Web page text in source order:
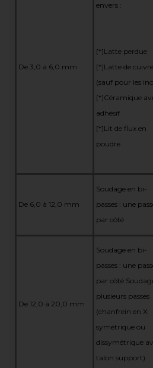
De 3,0 à 6,0 mm
envers :
[*]Latte perdue
[*]Latte de cuivre
(sauf pour les
[*]Céramique
adhésif
[*]Lit de flux en
poudre
De 6,0 à 12,0 mm
Soudage en bi-
passes : une
par côté
De 12,0 à 20,0 mm
Soudage en bi-
passes : une
par côté
plusieurs passes
(chanfrein en X
symétrique ou
dissymétrique
talon support)